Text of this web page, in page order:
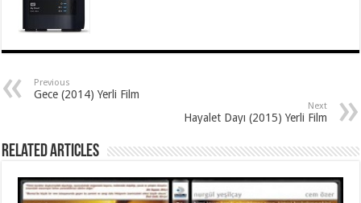
Previous
Gece (2014) Yerli Film
Next
Hayalet Dayı (2015) Yerli Film
Related Articles